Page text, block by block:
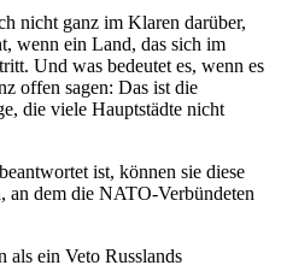
nicht ganz im Klaren darüber,
wenn ein Land, das sich im
Und was bedeutet es, wenn es
offen sagen: Das ist die
die viele Hauptstädte nicht
ist, können sie diese
an dem die NATO-Verbündeten
als ein Veto Russlands